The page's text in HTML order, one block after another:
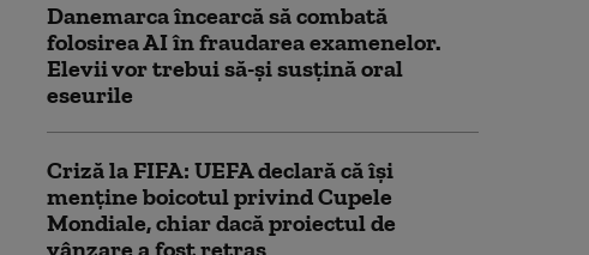
Danemarca încearcă să combată
folosirea AI în fraudarea examenelor.
Elevii vor trebui să-şi susţină oral
eseurile
Criză la FIFA: UEFA declară că îşi
menţine boicotul privind Cupele
Mondiale, chiar dacă proiectul de
vânzare a fost retras